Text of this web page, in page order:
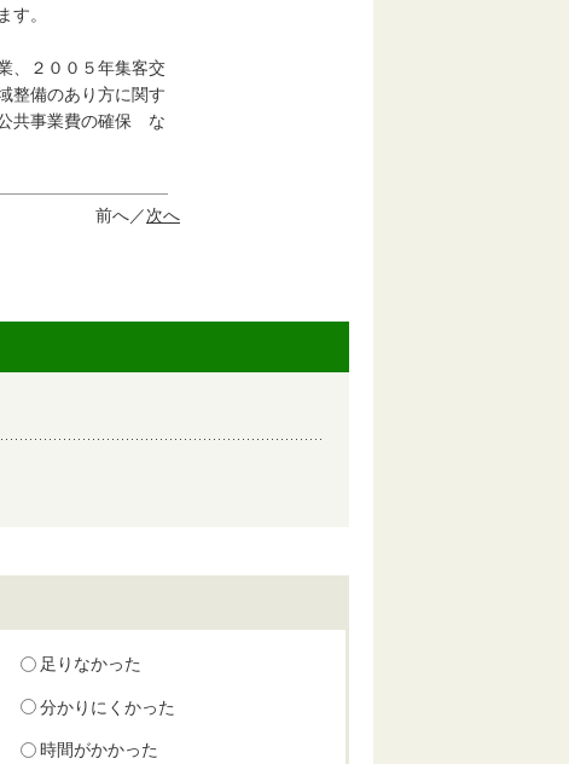
す。
、２００５年集客交
整備のあり方に関す
共事業費の確保 な
前へ／次へ
足りなかった
分かりにくかった
時間がかかった